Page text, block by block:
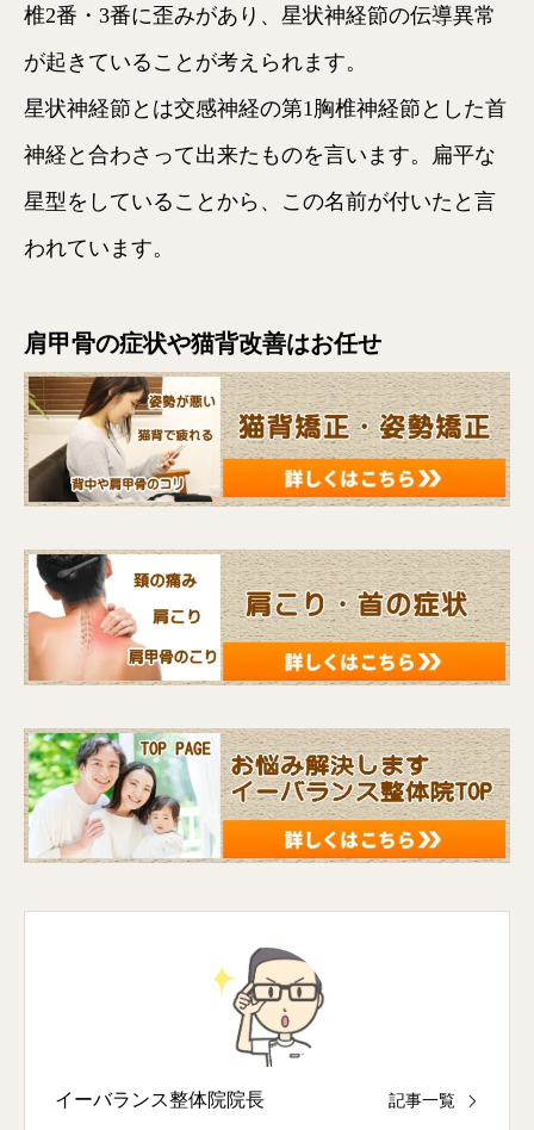
椎2番・3番に歪みがあり、星状神経節の伝導異常
が起きていることが考えられます。
星状神経節とは交感神経の第1胸椎神経節とした首
神経と合わさって出来たものを言います。扁平な
星型をしていることから、この名前が付いたと言
われています。
肩甲骨の症状や猫背改善はお任せ
イーバランス整体院院長 記事一覧